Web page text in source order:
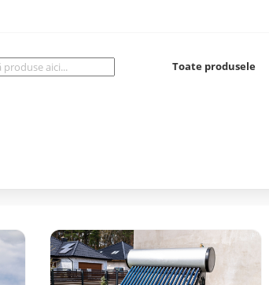
Toate produsele